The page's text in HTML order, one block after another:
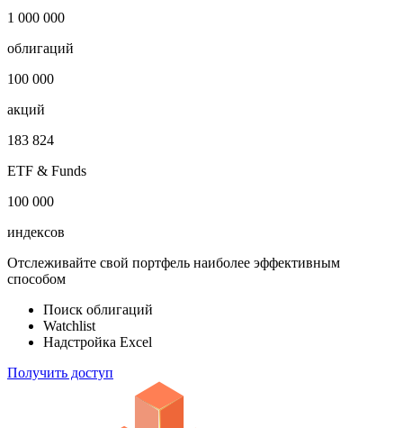
1 000 000
облигаций
100 000
акций
183 824
ETF & Funds
100 000
индексов
Отслеживайте свой портфель наиболее эффективным
способом
Поиск облигаций
Watchlist
Надстройка Excel
Получить доступ